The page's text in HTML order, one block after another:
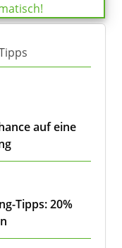
auf eine
Tipps: 20%